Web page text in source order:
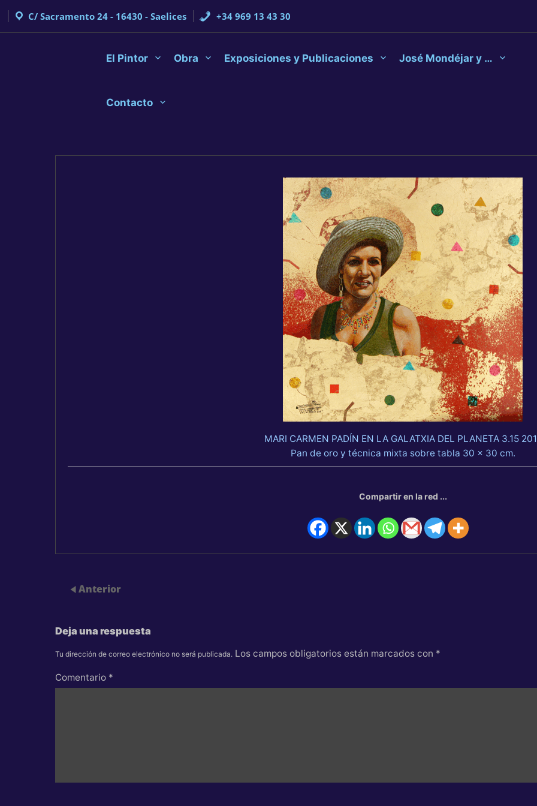
contenido
C/ Sacramento 24 - 16430 - Saelices +34 969 13 43 30
El Pintor Obra Exposiciones y Publicaciones José Mondéjar y …
Contacto
MARI CARMEN PADÍN EN LA GALATXIA DEL PLANETA 3.15
Pan de oro y técnica mixta sobre tabla 30 x 30 cm.
Compartir en la red ...
Anterior
Deja una respuesta
Tu dirección de correo electrónico no será publicada. Los campos obligatorios están marcados con *
Comentario *